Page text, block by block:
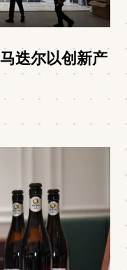
迭尔以创新产